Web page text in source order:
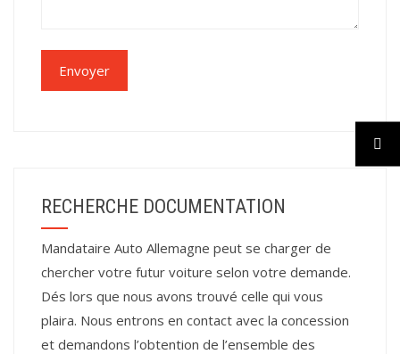
RECHERCHE DOCUMENTATION
Mandataire Auto Allemagne peut se charger de
chercher votre futur voiture selon votre demande.
Dés lors que nous avons trouvé celle qui vous
plaira. Nous entrons en contact avec la concession
et demandons l’obtention de l’ensemble des